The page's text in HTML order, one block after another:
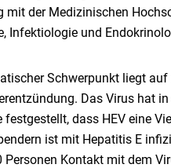
mit der Medizinischen
Infektiologie und
Schwerpunkt liegt
Das Virus hat
festgestellt, dass HEV eine
ist mit Hepatitis E
Personen Kontakt mit dem